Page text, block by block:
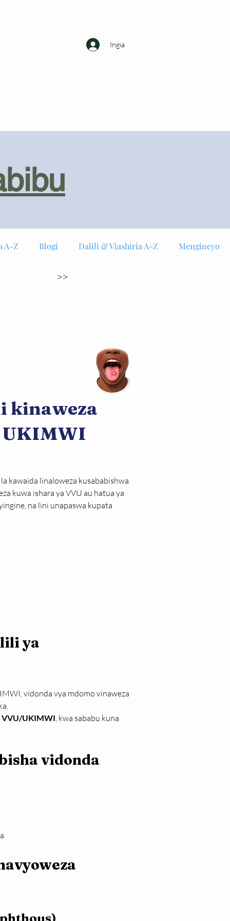
Ingia
A-Z Blogi Dalili & Viashiria A-Z Mengineyo
>>
kinaweza
UKIMWI
kawaida linaloweza kusababishwa
kuwa ishara ya VVU au hatua ya
na lini unapaswa kupata
ya
vidonda vya mdomo vinaweza
VVU/UKIMWI, kwa sababu kuna
vidonda